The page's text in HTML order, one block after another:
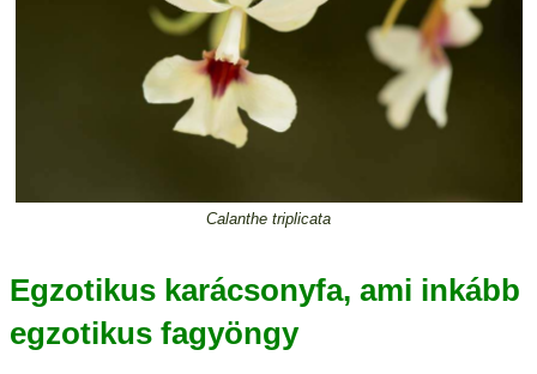
Calanthe triplicata
Egzotikus karácsonyfa, ami inkább
egzotikus fagyöngy